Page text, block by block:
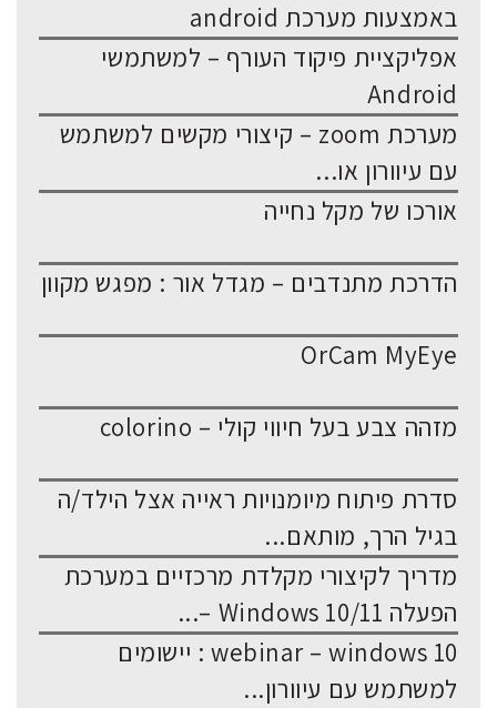
באמצעות מערכת android
אפליקציית פיקוד העורף – למשתמשי
Android
מערכת zoom – קיצורי מקשים למשתמש
עם עיוורון או...
אורכו של מקל נחייה
הדרכת מתנדבים – מגדל אור : מפגש מקוון
OrCam MyEye
מזהה צבע בעל חיווי קולי – colorino
סדרת פיתוח מיומנויות ראייה אצל הילד/ה
בגיל הרך, מותאם...
מדריך לקיצורי מקלדת מרכזיים במערכת
הפעלה Windows 10/11 –...
webinar – windows 10 : יישומים
למשתמש עם עיוורון...